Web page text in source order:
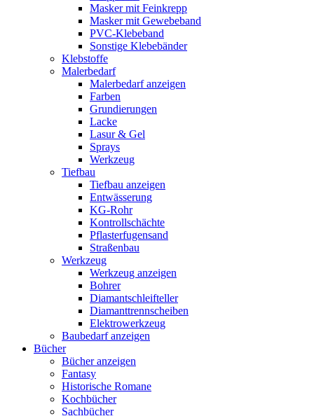
Masker mit Feinkrepp
Masker mit Gewebeband
PVC-Klebeband
Sonstige Klebebänder
Klebstoffe
Malerbedarf
Malerbedarf anzeigen
Farben
Grundierungen
Lacke
Lasur & Gel
Sprays
Werkzeug
Tiefbau
Tiefbau anzeigen
Entwässerung
KG-Rohr
Kontrollschächte
Pflasterfugensand
Straßenbau
Werkzeug
Werkzeug anzeigen
Bohrer
Diamantschleifteller
Diamanttrennscheiben
Elektrowerkzeug
Baubedarf anzeigen
Bücher
Bücher anzeigen
Fantasy
Historische Romane
Kochbücher
Sachbücher